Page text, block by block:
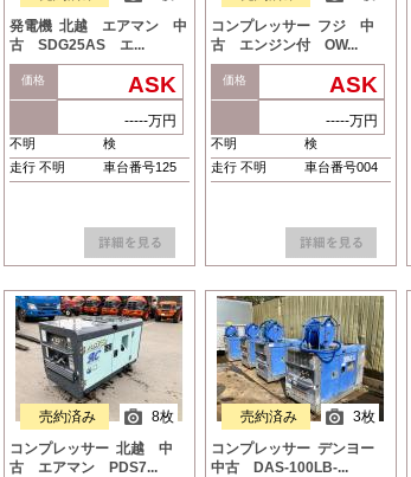
発電機 北越 エアマン 中
古 SDG25AS エ...
価格 ASK
-----万円
不明
検
走行 不明
車台番号125
コンプレッサー フジ 中
古 エンジン付 OW...
価格 ASK
-----万円
不明
検
走行 不明
車台番号004
8枚
売約済み
コンプレッサー 北越 中
古 エアマン PDS7...
3枚
売約済み
コンプレッサー デンヨー
中古 DAS-100LB-...